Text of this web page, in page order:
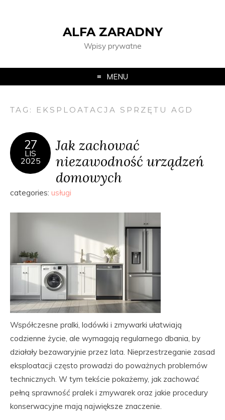
ALFA ZARADNY
Wpisy prywatne
MENU
TAG: EKSPLOATACJA SPRZĘTU AGD
27
LIS
2025
Jak zachować
niezawodność urządzeń
domowych
categories: usługi
Współczesne pralki, lodówki i zmywarki ułatwiają
codzienne życie, ale wymagają regularnego dbania, by
działały bezawaryjnie przez lata. Nieprzestrzeganie zasad
eksploatacji często prowadzi do poważnych problemów
technicznych. W tym tekście pokażemy, jak zachować
pełną sprawność pralek i zmywarek oraz jakie procedury
konserwacyjne mają największe znaczenie.